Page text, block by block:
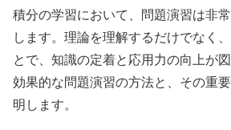
積分の学習において、問題演習は非
します。理論を理解するだけでなく
とで、知識の定着と応用力の向上が
効果的な問題演習の方法と、その重
明します。